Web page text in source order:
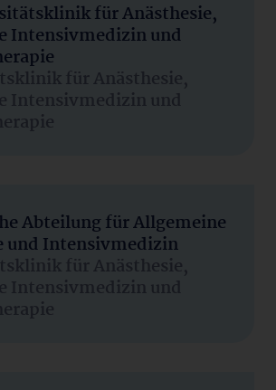
für Anästhesie,
Intensivmedizin und
für Anästhesie,
Intensivmedizin und
Abteilung für Allgemeine
und Intensivmedizin
für Anästhesie,
Intensivmedizin und